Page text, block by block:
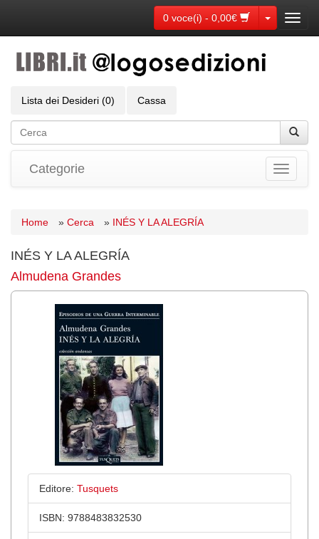
0 voce(i) - 0,00€ Toggle
Lista dei Desideri (0) Cassa
Toggle
Categorie
Home » Cerca » INÉS Y LA ALEGRÍA
INÉS Y LA ALEGRÍA
Almudena Grandes
Editore: Tusquets
ISBN: 9788483832530